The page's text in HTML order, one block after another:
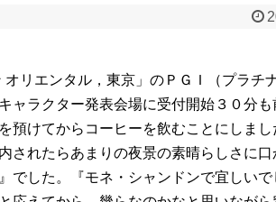
オリエンタル，東京」のＰＧＩ（プラチ
ャラクター発表会場に受付開始３０分
預けてからコーヒーを飲むことにしま
されたらあまりの夜景の素晴らしさに
でした。『モネ・シャンドンで宜しい